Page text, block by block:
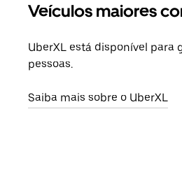
Veículos maiores
UberXL está disponível para
pessoas.
Saiba mais sobre o UberXL